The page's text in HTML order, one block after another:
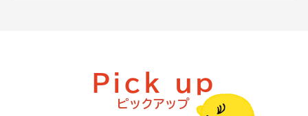
Pick up
ピックアップ